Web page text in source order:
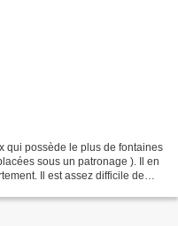
qui possède le plus de fontaines
sous un patronage ). Il en
Il est assez difficile de